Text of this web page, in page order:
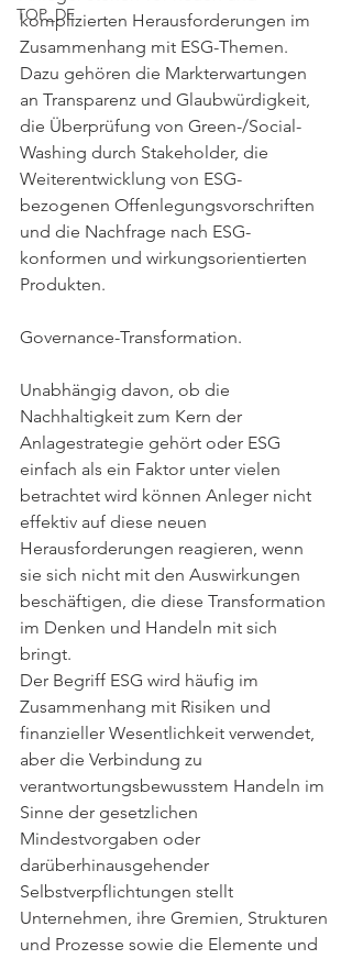
TOP_DE
komplizierten Herausforderungen im
Zusammenhang mit ESG-Themen.
Dazu gehören die Markterwartungen
an Transparenz und Glaubwürdigkeit,
die Überprüfung von Green-/Social-
Washing durch Stakeholder, die
Weiterentwicklung von ESG-
bezogenen Offenlegungsvorschriften
und die Nachfrage nach ESG-
konformen und wirkungsorientierten
Produkten.
Governance-Transformation.
Unabhängig davon, ob die
Nachhaltigkeit zum Kern der
Anlagestrategie gehört oder ESG
einfach als ein Faktor unter vielen
betrachtet wird können Anleger nicht
effektiv auf diese neuen
Herausforderungen reagieren, wenn
sie sich nicht mit den Auswirkungen
beschäftigen, die diese Transformation
im Denken und Handeln mit sich
bringt.
Der Begriff ESG wird häufig im
Zusammenhang mit Risiken und
finanzieller Wesentlichkeit verwendet,
aber die Verbindung zu
verantwortungsbewusstem Handeln im
Sinne der gesetzlichen
Mindestvorgaben oder
darüberhinausgehender
Selbstverpflichtungen stellt
Unternehmen, ihre Gremien, Strukturen
und Prozesse sowie die Elemente und